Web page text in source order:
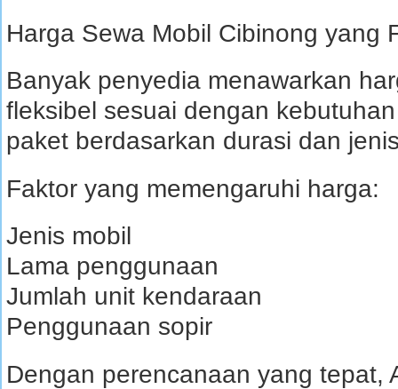
Harga Sewa Mobil Cibinong yang
Banyak penyedia menawarkan
fleksibel sesuai dengan
paket berdasarkan durasi dan
Faktor yang memengaruhi harga:
Jenis mobil
Lama penggunaan
Jumlah unit kendaraan
Penggunaan sopir
Dengan perencanaan yang tepat,